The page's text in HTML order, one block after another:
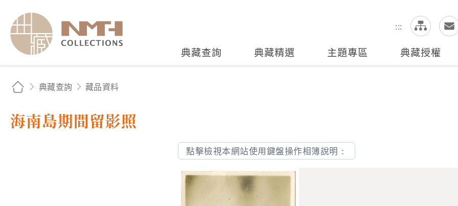
:::
全站搜尋
典藏查詢 典藏精選 主題專區 典藏授權
典藏查詢 藏品資料
海南島期間留影照
點擊檢視本網站使用鍵盤操作相簿說明：